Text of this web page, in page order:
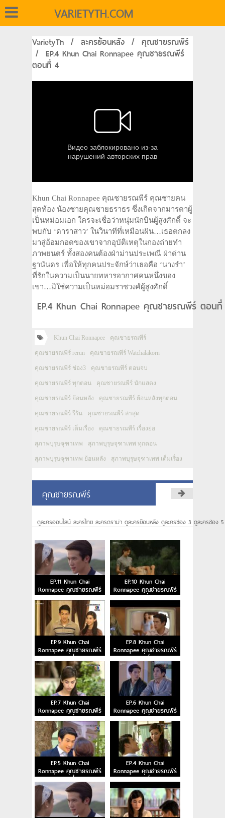
VARIETYTH.COM
VarietyTh / ละครย้อนหลัง / คุณชายรณพีร์
/ EP.4 Khun Chai Ronnapee คุณชายรณพีร์
ตอนที่ 4
Khun Chai Ronnapee คุณชายรณพีร์ คุณชายคน
สุดท้อง น้องชายคุณชายธราธร ซึ่งเกิดจากมารดาผู้
เป็นหม่อมเอก ใครจะเชื่อว่าหนุ่มนักบินผู้สูงศักดิ์ จะ
พบกับ ‘ดาราสาว’ ในวินาทีที่เหมือนฝัน…เธอตกลง
มาสู่อ้อมกอดของเขาจากอุบัติเหตุในกองถ่ายทำ
ภาพยนตร์ ทั้งสองคนต้องฝ่าม่านประเพณี ฝ่าด่าน
ฐานันดร เพื่อให้ทุกคนประจักษ์ว่าเธอคือ ‘นางรำ’
ที่รักในความเป็นนายทหารอากาศคนหนึ่งของ
เขา…มิใช่ความเป็นหม่อมราชวงศ์ผู้สูงศักดิ์
EP.4 Khun Chai Ronnapee คุณชายรณพีร์ ตอนที่
Khun Chai Ronnapee คุณชายรณพีร์
คุณชายรณพีร์ rerun คุณชายรณพีร์ Watchalakorn
คุณชายรณพีร์ ช่อง3 คุณชายรณพีร์ ตอนจบ
คุณชายรณพีร์ ทุกตอน คุณชายรณพีร์ นักแสดง
คุณชายรณพีร์ ย้อนหลัง คุณชายรณพีร์ ย้อนหลังทุกตอน
คุณชายรณพีร์ รีรัน คุณชายรณพีร์ ล่าสุด
คุณชายรณพีร์ เต็มเรื่อง คุณชายรณพีร์ เรื่องย่อ
สุภาพบุรุษจุฑาเทพ สุภาพบุรุษจุฑาเทพ ทุกตอน
สุภาพบุรุษจุฑาเทพ ย้อนหลัง สุภาพบุรุษจุฑาเทพ เต็มเรื่อง
คุณชายรณพีร์
ดูละครออนไลน์ ละครไทย ละครดราม่า ดูละครย้อนหลัง ดูละครช่อง 3 ดูละครช่อง
EP.11 Khun Chai
Ronnapee คุณชายรณพีร์
ตอนจบ
EP.10 Khun Chai
Ronnapee คุณชายรณพีร์
ตอนที่ 10
EP.9 Khun Chai
Ronnapee คุณชายรณพีร์
ตอนที่ 9
EP.8 Khun Chai
Ronnapee คุณชายรณพีร์
ตอนที่ 8
EP.7 Khun Chai
Ronnapee คุณชายรณพีร์
ตอนที่ 7
EP.6 Khun Chai
Ronnapee คุณชายรณพีร์
ตอนที่ 6
EP.5 Khun Chai
Ronnapee คุณชายรณพีร์
ตอนที่ 5
EP.4 Khun Chai
Ronnapee คุณชายรณพีร์
ตอนที่ 4